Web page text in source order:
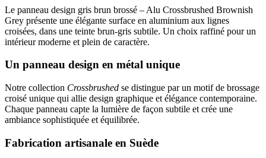
Le panneau design gris brun brossé – Alu Crossbrushed Brownish
Grey présente une élégante surface en aluminium aux lignes
croisées, dans une teinte brun-gris subtile. Un choix raffiné pour un
intérieur moderne et plein de caractère.
Un panneau design en métal unique
Notre collection Crossbrushed se distingue par un motif de brossage
croisé unique qui allie design graphique et élégance contemporaine.
Chaque panneau capte la lumière de façon subtile et crée une
ambiance sophistiquée et équilibrée.
Fabrication artisanale en Suède